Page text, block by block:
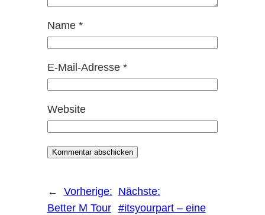
Name *
E-Mail-Adresse *
Website
←
Vorherige:
Better M Tour
Nächste:
#itsyourpart – eine